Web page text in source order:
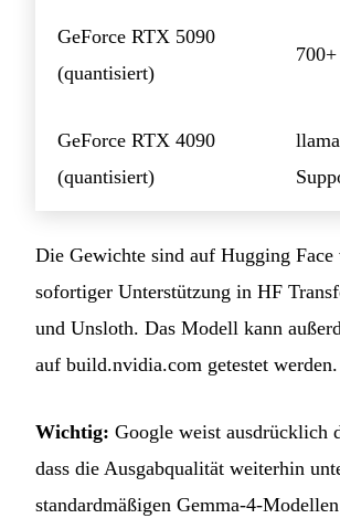
GeForce RTX 5090
(quantisiert)
GeForce RTX 4090
(quantisiert)
Die Gewichte sind auf Hugging
sofortiger Unterstützung in HF
und Unsloth. Das Modell kann
auf build.nvidia.com getestet werden.
Wichtig: Google weist ausdrücklich
dass die Ausgabqualität weiterhin
standardmäßigen Gemma-4-